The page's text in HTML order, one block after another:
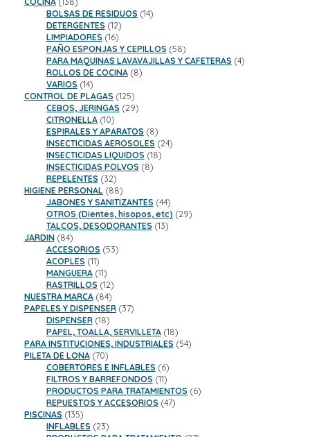
productos
BOLSAS DE RESIDUOS 1414
DETERGENTES 1212
productos
LIMPIADORES 1616
productos
PAÑO ESPONJAS Y CEPILLOS 5858
productos
PARA MAQUINAS LAVAVAJILLAS Y CAFETERAS 44
ROLLOS DE COCINA 88
VARIOS 1414
productos
CONTROL DE PLAGAS 125125
productos
CEBOS, JERINGAS 2929
CITRONELLA 1010
productos
ESPIRALES Y APARATOS 88
productos
INSECTICIDAS AEROSOLES 2424
INSECTICIDAS LIQUIDOS 1818
INSECTICIDAS POLVOS 88
REPELENTES 3232
productos
HIGIENE PERSONAL 8888
productos
JABONES Y SANITIZANTES 4444
productos
OTROS (Dientes, hisopos, etc) 2929
TALCOS, DESODORANTES 1313
JARDIN 8484
productos
ACCESORIOS 5353
ACOPLES 1111
productos
MANGUERA 1111
productos
RASTRILLOS 1212
productos
NUESTRA MARCA 8484
productos
PAPELES Y DISPENSER 3737
DISPENSER 1818
productos
PAPEL, TOALLA, SERVILLETA 1818
productos
PARA INSTITUCIONES, INDUSTRIALES 5454
PILETA DE LONA 7070
productos
COBERTORES E INFLABLES 66
productos
FILTROS Y BARREFONDOS 1111
productos
PRODUCTOS PARA TRATAMIENTOS 66
REPUESTOS Y ACCESORIOS 4747
PISCINAS 135135
productos
INFLABLES 2323